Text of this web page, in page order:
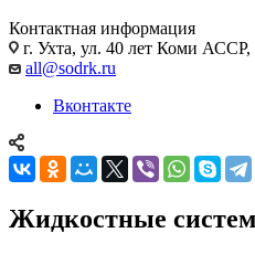
Контактная информация
г. Ухта, ул. 40 лет Коми АССР,
all@sodrk.ru
Вконтакте
Жидкостные